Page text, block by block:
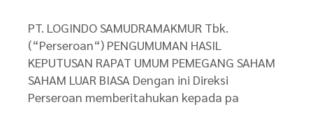
PT. LOGINDO SAMUDRAMAKMUR Tbk.
(“Perseroan“) PENGUMUMAN HASIL
KEPUTUSAN RAPAT UMUM PEMEGANG SAHAM
SAHAM LUAR BIASA Dengan ini Direksi
Perseroan memberitahukan kepada pa